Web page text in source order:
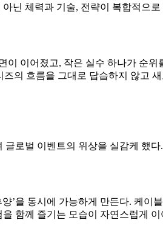
닌 체력과 기술, 전략이 복합적으로
이어졌고, 작은 실수 하나가 순위
의 흐름을 그대로 답습하지 않고
로벌 이벤트의 위상을 실감케 했
’을 동시에 가능하게 만든다. 케이
함께 즐기는 모습이 자연스럽게